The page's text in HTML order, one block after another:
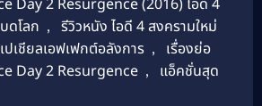
Day 2 Resurgence (2016) ไอดี 4
ดโลก ,
รีวิวหนัง ไอดี 4 สงครามใหม่
ปเชียลเอฟเฟกต์อลังการ ,
เรื่องย่อ
Day 2 Resurgence ,
แอ็คชั่นสุด